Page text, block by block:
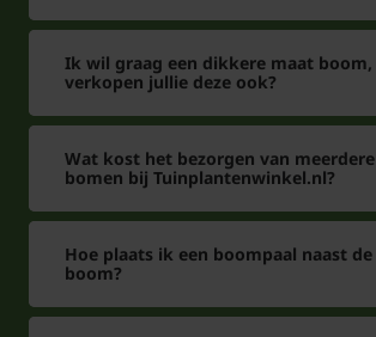
Ik wil graag een dikkere maat boom,
verkopen jullie deze ook?
Wat kost het bezorgen van meerdere
bomen bij Tuinplantenwinkel.nl?
Hoe plaats ik een boompaal naast de
boom?